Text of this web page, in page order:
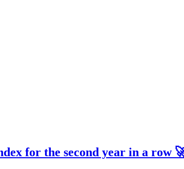
for the second year in a row